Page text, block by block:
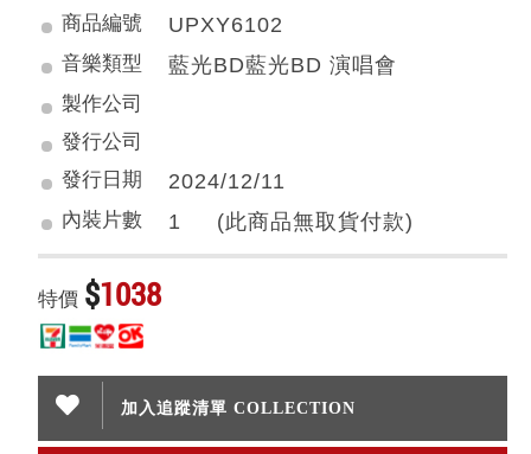
商品編號 UPXY6102
音樂類型 藍光BD藍光BD 演唱會
製作公司
發行公司
發行日期
2024/12/11
內裝片數 1 (此商品無取貨付款)
特價 $1038
加入追蹤清單 COLLECTION